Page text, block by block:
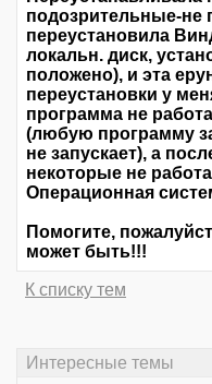
подозрительные-не
переустановила
локальн. диск,
положено), и эта
переустановки у
программа не
(любую программу
не запускает), а
некоторые не
Операционная
Помогите,
может быть!!!
К списку тем
Интересные темы